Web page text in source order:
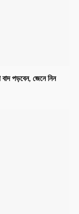
বাদ পড়বেন, জেনে নিন